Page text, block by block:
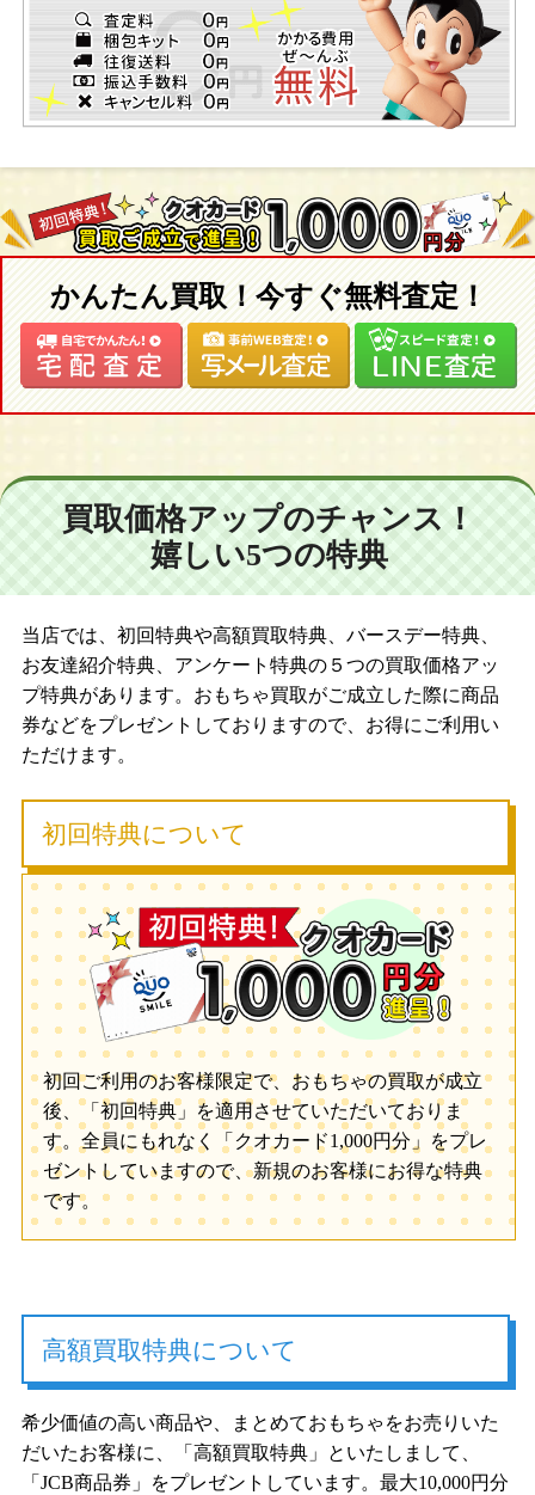
かんたん買取！今すぐ無料査定！
買取価格アップのチャンス！
嬉しい5つの特典
当店では、初回特典や高額買取特典、バースデー特典、
お友達紹介特典、アンケート特典の５つの買取価格アッ
プ特典があります。おもちゃ買取がご成立した際に商品
券などをプレゼントしておりますので、お得にご利用い
ただけます。
初回特典について
初回ご利用のお客様限定で、おもちゃの買取が成立
後、「初回特典」を適用させていただいておりま
す。全員にもれなく「クオカード1,000円分」をプレ
ゼントしていますので、新規のお客様にお得な特典
です。
高額買取特典について
希少価値の高い商品や、まとめておもちゃをお売りいた
だいたお客様に、「高額買取特典」といたしまして、
「JCB商品券」をプレゼントしています。最大10,000円分